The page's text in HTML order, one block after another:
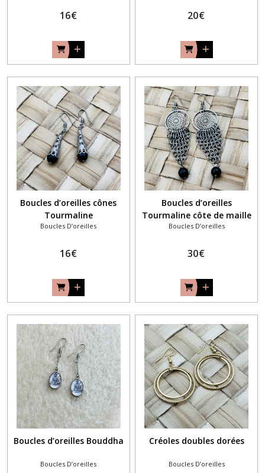
16€ 20€
Boucles d’oreilles cônes
Tourmaline
Boucles D’oreilles
16€
Boucles d’oreilles
Tourmaline côte de maille
Boucles D’oreilles
30€
Boucles d’oreilles Bouddha
Boucles D’oreilles
Créoles doubles dorées
Boucles D’oreilles